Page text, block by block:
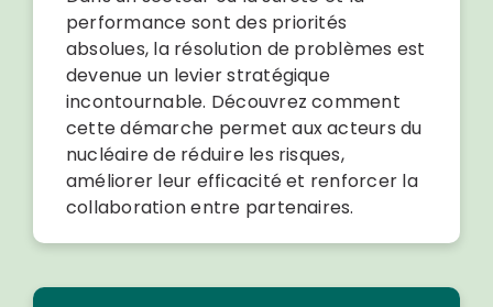
performance sont des priorités
absolues, la résolution de problèmes est
devenue un levier stratégique
incontournable. Découvrez comment
cette démarche permet aux acteurs du
nucléaire de réduire les risques,
améliorer leur efficacité et renforcer la
collaboration entre partenaires.